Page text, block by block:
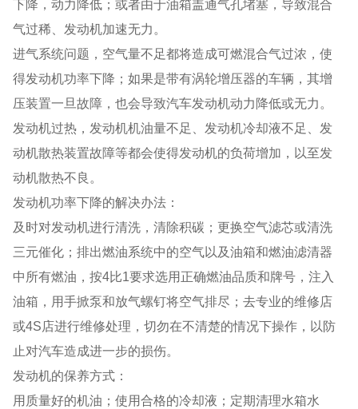
下降，动力降低；或者由于油箱盖通气孔堵塞，导致混合
气过稀、发动机加速无力。
进气系统问题，空气量不足都将造成可燃混合气过浓，使
得发动机功率下降；如果是带有涡轮增压器的车辆，其增
压装置一旦故障，也会导致汽车发动机动力降低或无力。
发动机过热，发动机机油量不足、发动机冷却液不足、发
动机散热装置故障等都会使得发动机的负荷增加，以至发
动机散热不良。
发动机功率下降的解决办法：
及时对发动机进行清洗，清除积碳；更换空气滤芯或清洗
三元催化；排出燃油系统中的空气以及油箱和燃油滤清器
中所有燃油，按4比1要求选用正确燃油品质和牌号，注入
油箱，用手掀泵和放气螺钉将空气排尽；去专业的维修店
或4S店进行维修处理，切勿在不清楚的情况下操作，以防
止对汽车造成进一步的损伤。
发动机的保养方式：
用质量好的机油；使用合格的冷却液；定期清理水箱水